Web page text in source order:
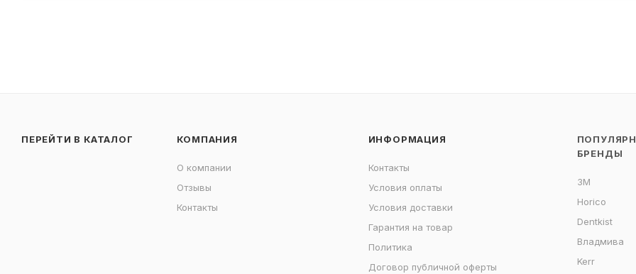
ПЕРЕЙТИ В КАТАЛОГ КОМПАНИЯ
О компании
Отзывы
Контакты
ИНФОРМАЦИЯ
Контакты
Условия оплаты
Условия доставки
Гарантия на товар
Политика
Договор публичной оферты
БРЕНДЫ
3M
Horico
Dentkist
Владмива
Kerr